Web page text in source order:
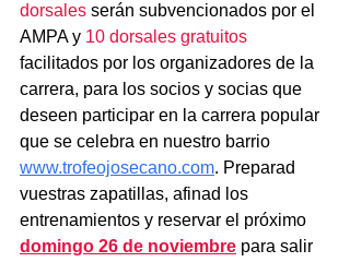
dorsales serán subvencionados por el
AMPA y 10 dorsales gratuitos
facilitados por los organizadores de la
carrera, para los socios y socias que
deseen participar en la carrera popular
que se celebra en nuestro barrio
www.trofeojosecano.com. Preparad
vuestras zapatillas, afinad los
entrenamientos y reservar el próximo
domingo 26 de noviembre para salir